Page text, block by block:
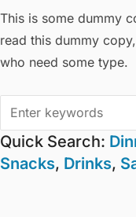
This is some dummy
read this dummy
who need some type.
Αναζήτηση
Quick Search:
Snacks, Drinks,